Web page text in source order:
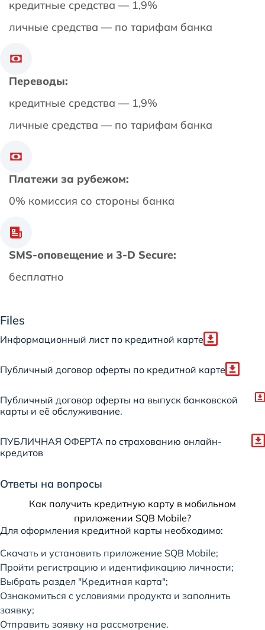
кредитные средства — 1,9%
личные средства — по тарифам банка
Переводы:
кредитные средства — 1,9%
личные средства — по тарифам банка
Платежи за рубежом:
0% комиссия со стороны банка
SMS-оповещение и 3-D Secure:
бесплатно
Files
Информационный лист по кредитной карте
Публичный договор оферты по кредитной карте
Публичный договор оферты на выпуск банковской
карты и её обслуживание.
ПУБЛИЧНАЯ ОФЕРТА по страхованию онлайн-
кредитов
Ответы на вопросы
Как получить кредитную карту в мобильном
приложении SQB Mobile?
Для оформления кредитной карты необходимо:
Скачать и установить приложение SQB Mobile;
Пройти регистрацию и идентификацию личности;
Выбрать раздел "Кредитная карта";
Ознакомиться с условиями продукта и заполнить
заявку;
Отправить заявку на рассмотрение.